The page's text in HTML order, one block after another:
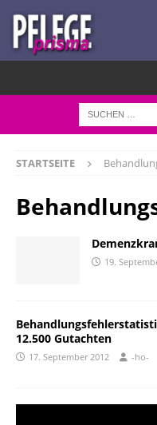
STARTSEITE
19.
12.500 Gutachten
17. September 2012 -ho-